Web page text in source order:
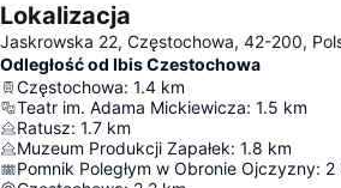
Lokalizacja
Jaskrowska 22, Częstochowa, 42-200,
Odległość od Ibis Czestochowa
Częstochowa: 1.4 km
Teatr im. Adama Mickiewicza: 1.5 km
Ratusz: 1.7 km
Muzeum Produkcji Zapałek: 1.8 km
Pomnik Poległym w Obronie Ojczyzny: 2